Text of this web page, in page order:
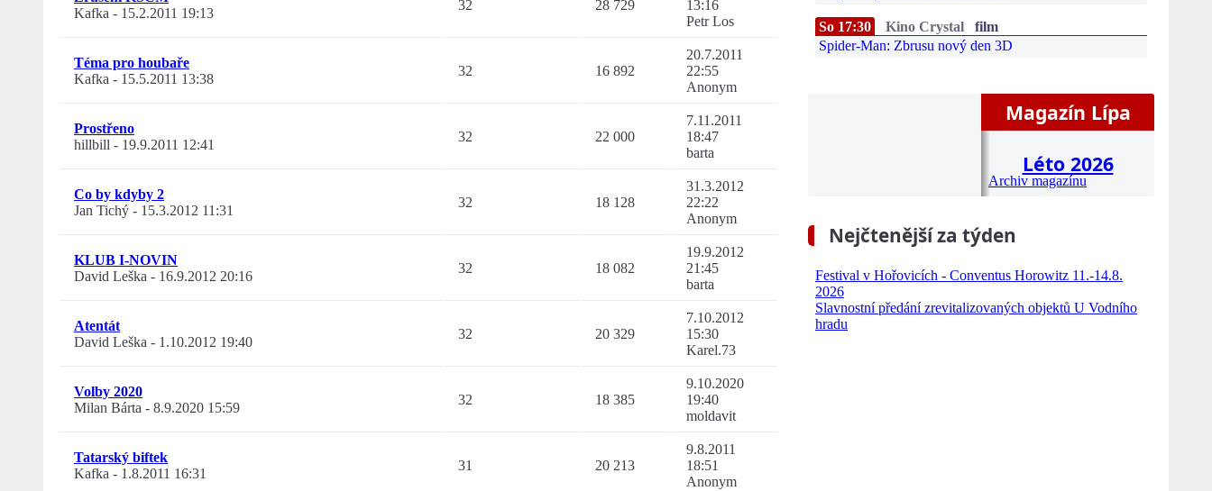
Kafka - 15.2.2011 19:13
32 28 729
13:16
Petr Los
Téma pro houbaře
Kafka - 15.5.2011 13:38
32 16 892
20.7.2011
22:55
Anonym
Prostřeno
hillbill - 19.9.2011 12:41
32 22 000
7.11.2011
18:47
barta
Co by kdyby 2
Jan Tichý - 15.3.2012 11:31
32 18 128
31.3.2012
22:22
Anonym
KLUB I-NOVIN
David Leška - 16.9.2012 20:16
32 18 082
19.9.2012
21:45
barta
Atentát
David Leška - 1.10.2012 19:40
32 20 329
7.10.2012
15:30
Karel.73
Volby 2020
Milan Bárta - 8.9.2020 15:59
32 18 385
9.10.2020
19:40
moldavit
Tatarský biftek
Kafka - 1.8.2011 16:31
31 20 213
9.8.2011
18:51
Anonym
So 17:30 Kino Crystal
film
Spider-Man: Zbrusu nový den 3D
Magazín Lípa
Léto 2026
Archiv magazínu
Nejčtenější za týden
Festival v Hořovicích - Conventus Horowitz 11.-14.8.
2026
Slavnostní předání zrevitalizovaných objektů U Vodního
hradu